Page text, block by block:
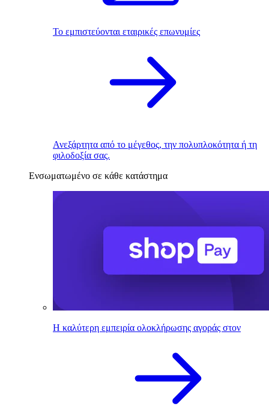
Το εμπιστεύονται εταιρικές επωνυμίες
Ανεξάρτητα από το μέγεθος, την πολυπλοκότητα ή τη
φιλοδοξία σας.
Ενσωματωμένο σε κάθε κατάστημα
Η καλύτερη εμπειρία ολοκλήρωσης αγοράς στον